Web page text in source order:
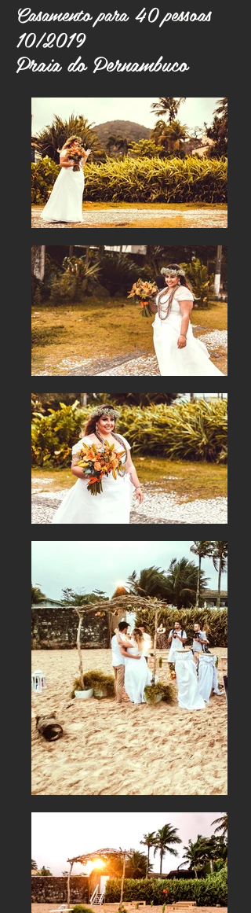
Casamento para 40 pessoas
10/2019
Praia do Pernambuco